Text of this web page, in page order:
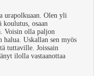
urapolkuaan. Olen yli
osaan
Voisin olla paljon
halua. Uskallan sen myös
tuttaville. Joissain
ilolla vastaanottaa